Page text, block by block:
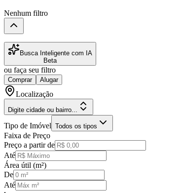
Nenhum filtro
Busca Inteligente com IA
Beta
ou faça seu filtro
Comprar Alugar
Localização
Digite cidade ou bairro...
Tipo de Imóvel Todos os tipos
Faixa de Preço
Preço a partir de
Até
Área útil (m²)
De
Até